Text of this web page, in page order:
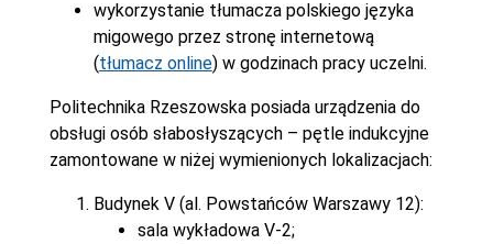
wykorzystanie tłumacza polskiego języka
migowego przez stronę internetową
(tłumacz online) w godzinach pracy uczelni.
Politechnika Rzeszowska posiada urządzenia do
obsługi osób słabosłyszących – pętle indukcyjne
zamontowane w niżej wymienionych lokalizacjach:
Budynek V (al. Powstańców Warszawy 12):
sala wykładowa V-2;